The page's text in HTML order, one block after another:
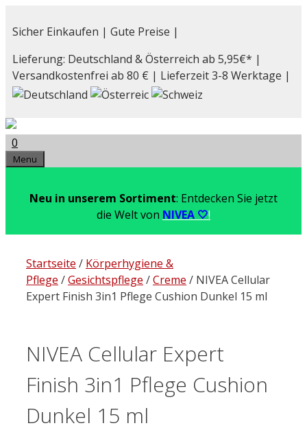
Inhalt
Sicher Einkaufen | Gute Preise |
Lieferung: Deutschland & Österreich ab 5,95€* |
Versandkostenfrei ab 80 € | Lieferzeit 3-8 Werktage |
0
Menu
Neu in unserem Sortiment: Entdecken Sie jetzt
die Welt von NIVEA 🤍!
Startseite / Körperhygiene &
Pflege /Gesichtspflege /Creme / NIVEA Cellular
Expert Finish 3in1 Pflege Cushion Dunkel 15 ml
NIVEA Cellular Expert
Finish 3in1 Pflege Cushion
Dunkel 15 ml